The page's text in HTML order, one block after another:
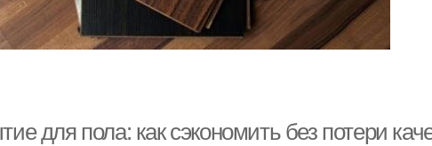
для пола: как сэкономить без потери